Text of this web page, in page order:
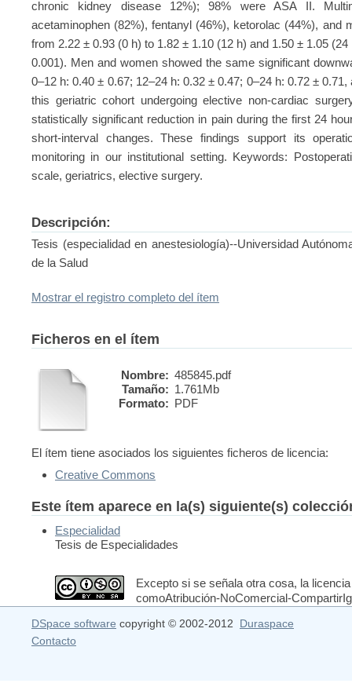
chronic kidney disease 12%); 98% were ASA II.
acetaminophen (82%), fentanyl (46%), ketorolac (44%), and
from 2.22 ± 0.93 (0 h) to 1.82 ± 1.10 (12 h) and 1.50 ± 1.05
0.001). Men and women showed the same significant
0–12 h: 0.40 ± 0.67; 12–24 h: 0.32 ± 0.47; 0–24 h: 0.72 ±
this geriatric cohort undergoing elective non-cardiac
statistically significant reduction in pain during the first 24
short-interval changes. These findings support its
monitoring in our institutional setting. Keywords:
scale, geriatrics, elective surgery.
Descripción:
Tesis (especialidad en anestesiología)--Universidad
de la Salud
Mostrar el registro completo del ítem
Ficheros en el ítem
Nombre: 485845.pdf
Tamaño: 1.761Mb
Formato: PDF
El ítem tiene asociados los siguientes ficheros de licencia:
Creative Commons
Este ítem aparece en la(s) siguiente(s)
Especialidad
Tesis de Especialidades
Excepto si se señala otra cosa, la
comoAtribución-NoComercial-
DSpace software copyright © 2002-2012 Duraspace
Contacto